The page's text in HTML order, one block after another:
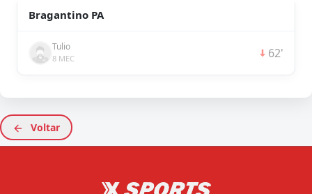
Bragantino PA
Tulio
8 MEC 62'
Voltar